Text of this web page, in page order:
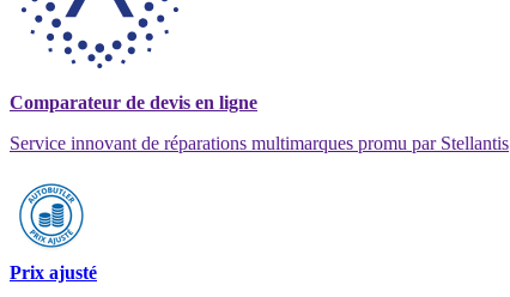
Comparateur de devis en ligne
Service innovant de réparations multimarques promu par Stellantis
Prix ajusté